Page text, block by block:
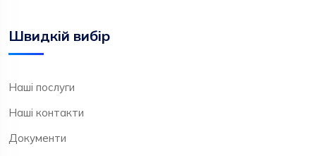
Швидкій вибір
Наші послуги
Наші контакти
Документи